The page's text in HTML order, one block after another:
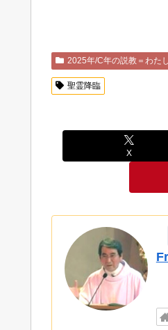
2025年/C年の説教＝わた
聖霊降臨
X